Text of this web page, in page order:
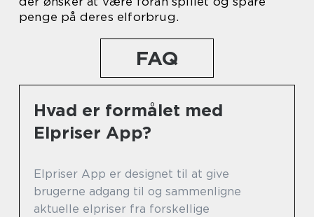
penge på deres elforbrug.
FAQ
Hvad er formålet med
Elpriser App?
Elpriser App er designet til at give
brugerne adgang til og sammenligne
aktuelle elpriser fra forskellige